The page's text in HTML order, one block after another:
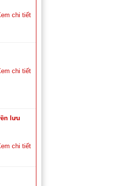
chi tiết
chi tiết
lưu
chi tiết